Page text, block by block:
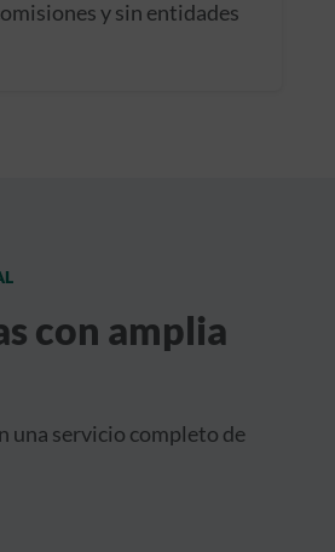
y sin entidades
con amplia
una servicio completo de